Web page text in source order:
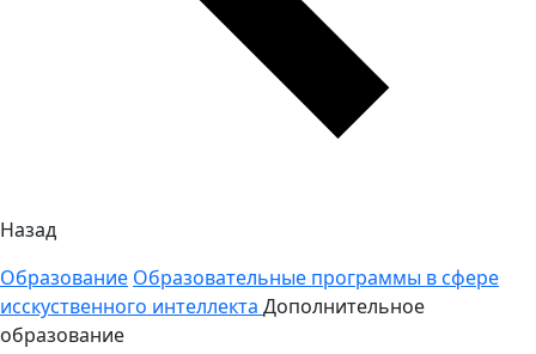
Назад
Образование Образовательные программы в сфере
исскуственного интеллекта Дополнительное
образование